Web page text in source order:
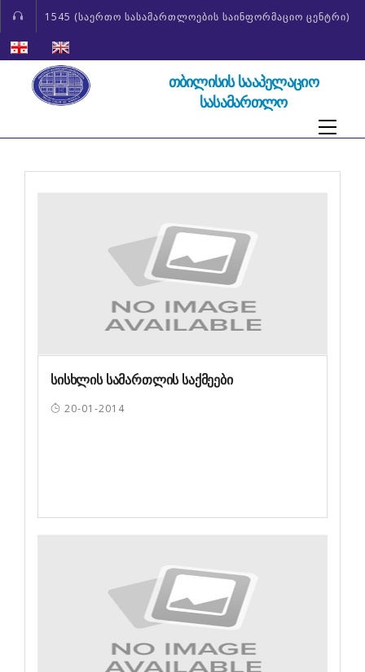
1545 (საერთო სასამართლოების საინფორმაციო ცენტრი)
ᲗᲑᲘᲚᲘᲡᲘᲡ ᲡᲐᲐᲞᲔᲚᲐᲪᲘᲝ
ᲡᲐᲡᲐᲛᲐᲠᲗᲚᲝ
სისხლის სამართლის საქმეები
20-01-2014